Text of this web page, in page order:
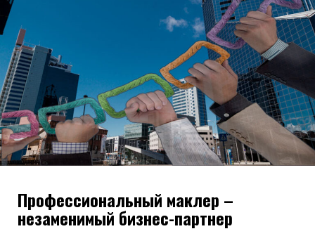
Профессиональный маклер –
незаменимый бизнес-партнер